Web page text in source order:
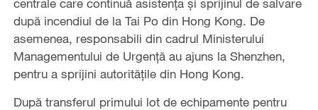
centrale care continuă asistența și sprijinul de salvare
după incendiul de la Tai Po din Hong Kong. De
asemenea, responsabili din cadrul Ministerului
Managementului de Urgență au ajuns la Shenzhen,
pentru a sprijini autoritățile din Hong Kong.
După transferul primului lot de echipamente pentru